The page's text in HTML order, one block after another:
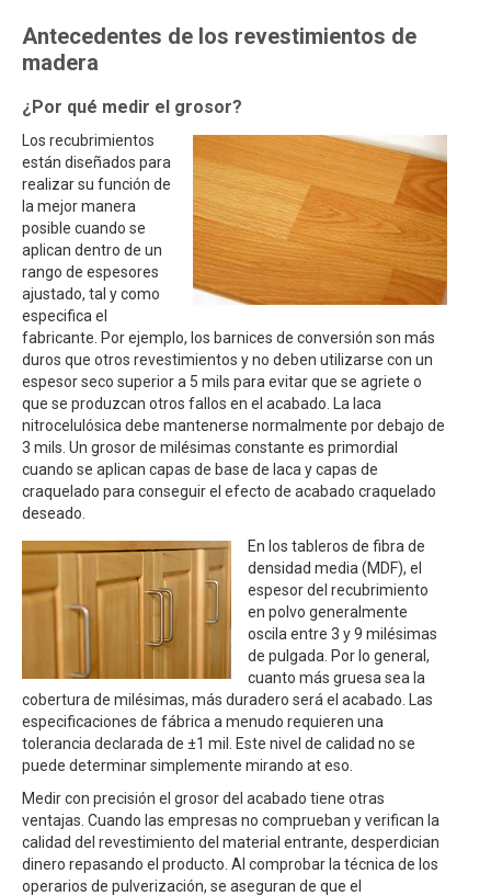
Antecedentes de los revestimientos de
madera
¿Por qué medir el grosor?
Los recubrimientos
están diseñados para
realizar su función de
la mejor manera
posible cuando se
aplican dentro de un
rango de espesores
ajustado, tal y como
especifica el
fabricante. Por ejemplo, los barnices de conversión son más
duros que otros revestimientos y no deben utilizarse con un
espesor seco superior a 5 mils para evitar que se agriete o
que se produzcan otros fallos en el acabado. La laca
nitrocelulósica debe mantenerse normalmente por debajo de
3 mils. Un grosor de milésimas constante es primordial
cuando se aplican capas de base de laca y capas de
craquelado para conseguir el efecto de acabado craquelado
deseado.
En los tableros de fibra de
densidad media (MDF), el
espesor del recubrimiento
en polvo generalmente
oscila entre 3 y 9 milésimas
de pulgada. Por lo general,
cuanto más gruesa sea la
cobertura de milésimas, más duradero será el acabado. Las
especificaciones de fábrica a menudo requieren una
tolerancia declarada de ±1 mil. Este nivel de calidad no se
puede determinar simplemente mirando at eso.
Medir con precisión el grosor del acabado tiene otras
ventajas. Cuando las empresas no comprueban y verifican la
calidad del revestimiento del material entrante, desperdician
dinero repasando el producto. Al comprobar la técnica de los
operarios de pulverización, se aseguran de que el